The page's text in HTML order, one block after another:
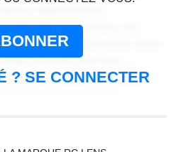
MAURIS ULTRICES, AC
AENEAN FEUGIAT, ODIO
LACINIA NULLA URNA AC
ID MAGNA
CURABITUR NON
ACCUMSAN ODIO.
? SE CONNECTER